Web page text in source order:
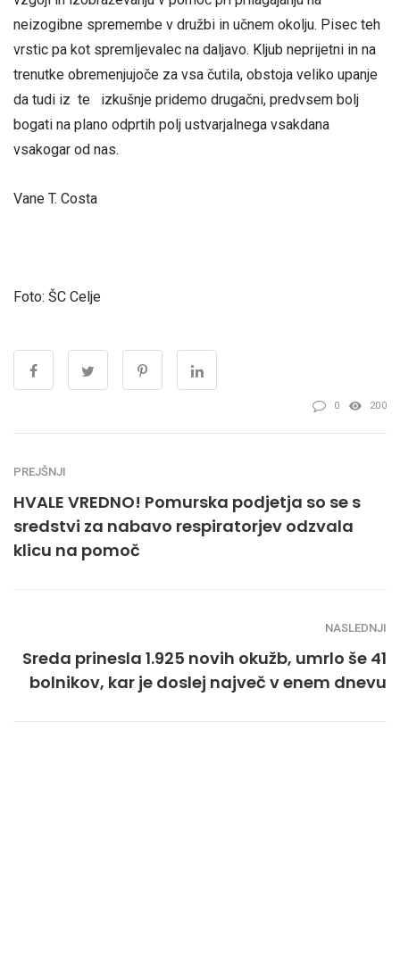
neizogibne spremembe v družbi in učnem okolju. Pisec teh
vrstic pa kot spremljevalec na daljavo. Kljub neprijetni in na
trenutke obremenjujoče za vsa čutila, obstoja veliko upanje
da tudi iz te izkušnje pridemo drugačni, predvsem bolj
bogati na plano odprtih polj ustvarjalnega vsakdana
vsakogar od nas.
Vane T. Costa
Foto: ŠC Celje
0 200
PREJŠNJI
HVALE VREDNO! Pomurska podjetja so se s
sredstvi za nabavo respiratorjev odzvala
klicu na pomoč
NASLEDNJI
Sreda prinesla 1.925 novih okužb, umrlo še 41
bolnikov, kar je doslej največ v enem dnevu